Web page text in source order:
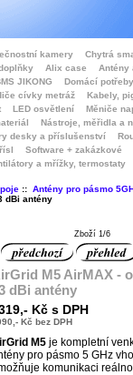
kamery Chytrá
Alix case Antény
JIKONG Domácí potřeby
cívky metráž Kabely,
LED osvětlení Měniče
Nástroje, měřidla a
desky a příslušenství
Software + zakázkové
a mřížky, termostaty
:: Antény pro pásmo
dBi antény
Zboží 1/6
M5 AirMAX -
dBi antény
Kč s DPH
Kč bez DPH
M5 je kompletní
pro pásmo 5 GHz
komunikaci